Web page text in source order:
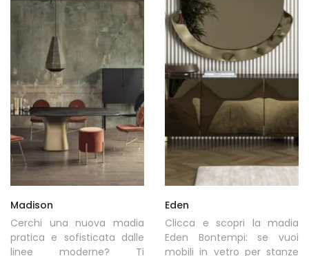
Madison
Cerchi una nuova madia
pratica e sofisticata dalle
linee moderne? Ti
Eden
Clicca e scopri la madia
Eden Bontempi: se vuoi
mobili in vetro per stanze